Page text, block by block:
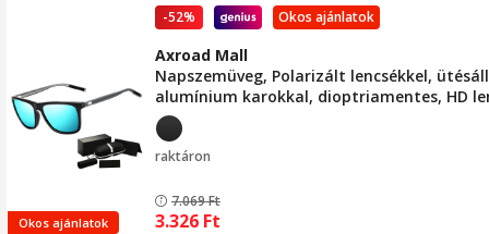
Okos ajánlatok
Okos ajánlatok
-52%
Axroad Mall
Napszemüveg, Polarizált lencsékkel,
alumínium karokkal, dioptriamentes, HD
fekete/szürke/kék
raktáron
7.069Ft
3.326 Ft